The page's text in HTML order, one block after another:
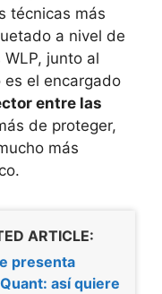
técnicas más
a nivel de
junto al
es el encargado
entre las
de proteger,
más
ARTICLE:
presenta
así quiere